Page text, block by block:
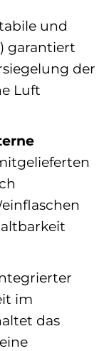
und
garantiert
der
Luft
im
das